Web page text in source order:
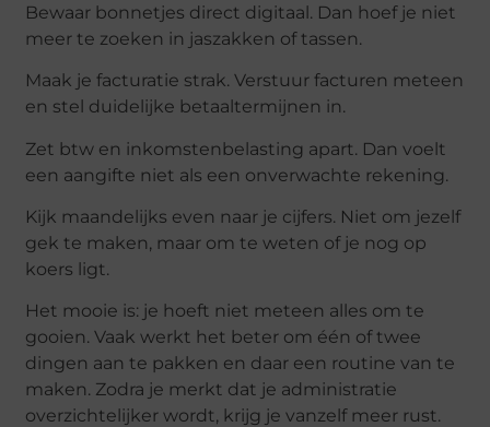
Bewaar bonnetjes direct digitaal. Dan hoef je niet
meer te zoeken in jaszakken of tassen.
Maak je facturatie strak. Verstuur facturen meteen
en stel duidelijke betaaltermijnen in.
Zet btw en inkomstenbelasting apart. Dan voelt
een aangifte niet als een onverwachte rekening.
Kijk maandelijks even naar je cijfers. Niet om jezelf
gek te maken, maar om te weten of je nog op
koers ligt.
Het mooie is: je hoeft niet meteen alles om te
gooien. Vaak werkt het beter om één of twee
dingen aan te pakken en daar een routine van te
maken. Zodra je merkt dat je administratie
overzichtelijker wordt, krijg je vanzelf meer rust.